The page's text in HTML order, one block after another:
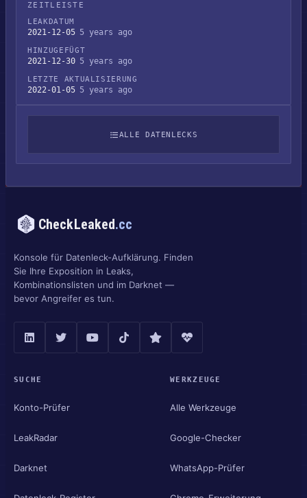
ZEITLEISTE
LEAKDATUM
2021-12-05 5 years ago
HINZUGEFÜGT
2021-12-30 5 years ago
LETZTE AKTUALISIERUNG
2022-01-05 5 years ago
ALLE DATENLECKS
CheckLeaked.cc
Konsole für Datenleck-Aufklärung. Finden
Sie Ihre Exposition in Leaks,
Kombinationslisten und im Darknet —
bevor Angreifer es tun.
SUCHE
Konto-Prüfer
LeakRadar
Darknet
WERKZEUGE
Alle Werkzeuge
Google-Checker
WhatsApp-Prüfer